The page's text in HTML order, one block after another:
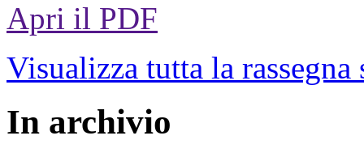
Apri il PDF
Visualizza tutta la rassegna
In archivio